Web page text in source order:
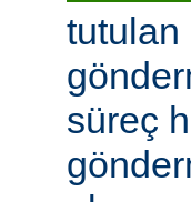
tutulan
süreç